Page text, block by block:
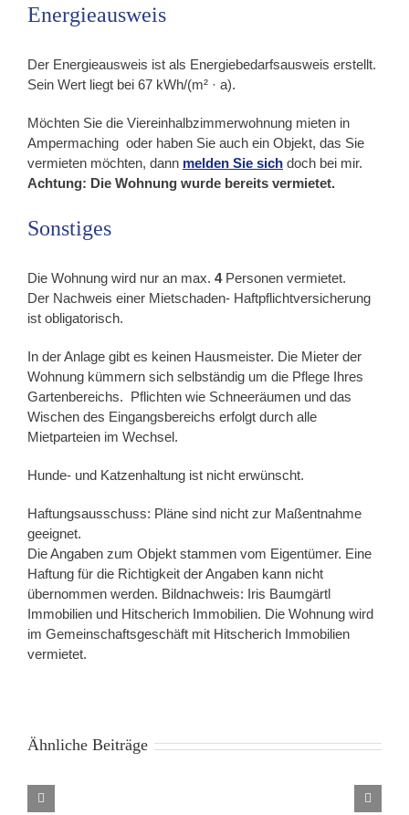
Energieausweis
Der Energieausweis ist als Energiebedarfsausweis erstellt.
Sein Wert liegt bei 67 kWh/(m² · a).
Möchten Sie die Viereinhalbzimmerwohnung mieten in
Ampermaching oder haben Sie auch ein Objekt, das Sie
vermieten möchten, dann melden Sie sich doch bei mir.
Achtung: Die Wohnung wurde bereits vermietet.
Sonstiges
Die Wohnung wird nur an max. 4Personen vermietet.
Der Nachweis einer Mietschaden- Haftpflichtversicherung
ist obligatorisch.
In der Anlage gibt es keinen Hausmeister. Die Mieter der
Wohnung kümmern sich selbständig um die Pflege Ihres
Gartenbereichs. Pflichten wie Schneeräumen und das
Wischen des Eingangsbereichs erfolgt durch alle
Mietparteien im Wechsel.
Hunde- und Katzenhaltung ist nicht erwünscht.
Haftungsausschuss: Pläne sind nicht zur Maßentnahme
geeignet.
Die Angaben zum Objekt stammen vom Eigentümer. Eine
Haftung für die Richtigkeit der Angaben kann nicht
übernommen werden. Bildnachweis: Iris Baumgärtl
Immobilien und Hitscherich Immobilien. Die Wohnung wird
im Gemeinschaftsgeschäft mit Hitscherich Immobilien
vermietet.
Ähnliche Beiträge